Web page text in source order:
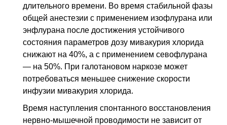
длительного времени. Во время стабильной фазы
общей анестезии с применением изофлурана или
энфлурана после достижения устойчивого
состояния параметров дозу мивакурия хлорида
снижают на 40%, а с применением севофлурана
— на 50%. При галотановом наркозе может
потребоваться меньшее снижение скорости
инфузии мивакурия хлорида.
Время наступления спонтанного восстановления
нервно-мышечной проводимости не зависит от